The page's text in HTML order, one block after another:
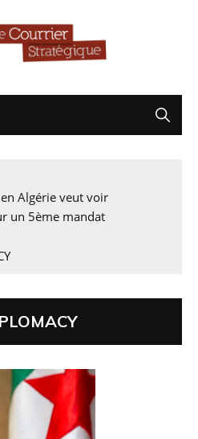
Algérie veut voir
un 5ème mandat